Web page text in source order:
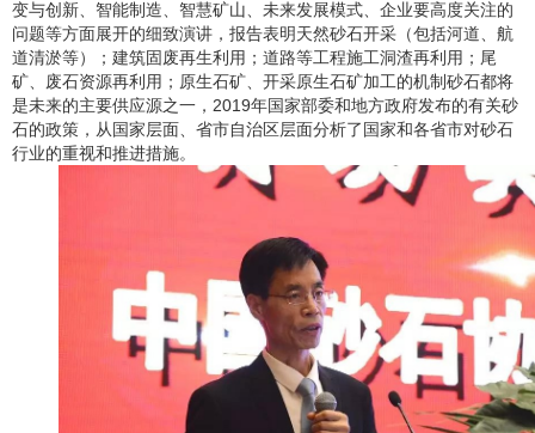
变与创新、智能制造、智慧矿山、未来发展模式、企业要高度关注的
问题等方面展开的细致演讲，报告表明天然砂石开采（包括河道、航
道清淤等）；建筑固废再生利用；道路等工程施工洞渣再利用；尾
矿、废石资源再利用；原生石矿、开采原生石矿加工的机制砂石都将
是未来的主要供应源之一， 2019年国家部委和地方政府发布的有关砂
石的政策，从国家层面、省市自治区层面分析了国家和各省市对砂石
行业的重视和推进措施。